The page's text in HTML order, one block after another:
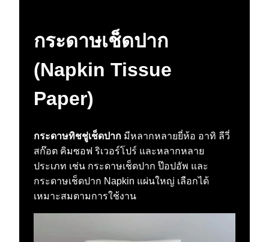
กระดาษเช็ดปาก
(Napkin Tissue
Paper)
กระดาษทิชชู่เช็ดปาก มีหลากหลายยี่ห้อ อาทิ ลีวี่
สก๊อต คิมซอฟ ริเวอร์โปร์ และหลากหลาย
ประเภท เช่น กระดาษเช็ดปาก ป๊อปอัพ และ
กระดาษเช็ดปาก Napkin แผ่นใหญ่ เลือกได้
เหมาะสมตามการใช้งาน